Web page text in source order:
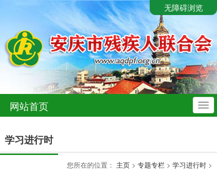
无障碍浏览
导
航
网站首页
学习进行时
您所在的位置： 主页 > 专题专栏 > 学习进行时 >